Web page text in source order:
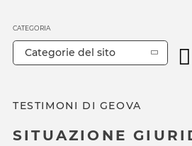
TESTIMONI DI GEOVA
SITUAZIONE
CATEGORIA
Categorie del sito